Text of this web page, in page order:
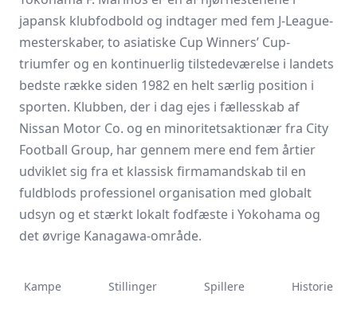
japansk klubfodbold og indtager med fem J-League-
mesterskaber, to asiatiske Cup Winners’ Cup-
triumfer og en kontinuerlig tilstedeværelse i landets
bedste række siden 1982 en helt særlig position i
sporten. Klubben, der i dag ejes i fællesskab af
Nissan Motor Co. og en minoritetsaktionær fra City
Football Group, har gennem mere end fem årtier
udviklet sig fra et klassisk firmamandskab til en
fuldblods professionel organisation med globalt
udsyn og et stærkt lokalt fodfæste i Yokohama og
det øvrige Kanagawa-område.
Kampe Stillinger Spillere Historie